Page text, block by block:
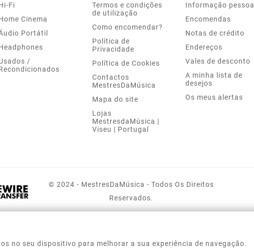
Fi
Cinema
Portátil
/
Termos e condições
de utilização
Como encomendar?
Política de
Privacidade
Política de Cookies
Contactos
MestresDaMúsica
Mapa do site
Lojas
MestresdaMúsica |
Viseu | Portugal
Informação pessoal
Encomendas
Notas de crédito
Endereços
Vales de desconto
A minha lista de
desejos
Os meus alertas
© 2024 - MestresDaMúsica - Todos Os Direitos
Reservados.
no seu dispositivo para melhorar a sua experiência de navegação.